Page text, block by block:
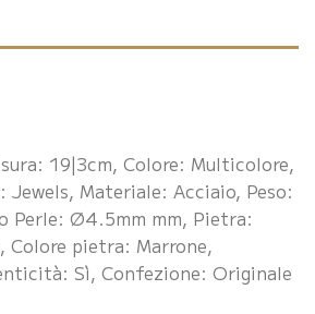
19|3cm, Colore: Multicolore,
Jewels, Materiale: Acciaio, Peso:
Perle: Ø4.5mm mm, Pietra:
Colore pietra: Marrone,
Sì, Confezione: Originale